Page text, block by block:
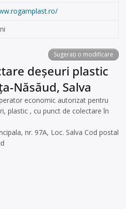
Sugerați o modificare
deșeuri plastic
Năsăud, Salva
economic autorizat pentru
plastic , cu punct de colectare în
nr. 97A, Loc. Salva Cod postal